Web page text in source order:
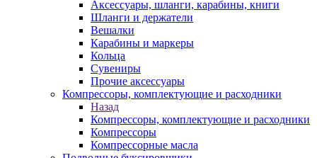
Аксессуары, шланги, карабины, книги
Шланги и держатели
Вешалки
Карабины и маркеры
Кольца
Сувениры
Прочие аксессуары
Компрессоры, комплектующие и расходники
Назад
Компрессоры, комплектующие и расходники
Компрессоры
Компрессорные масла